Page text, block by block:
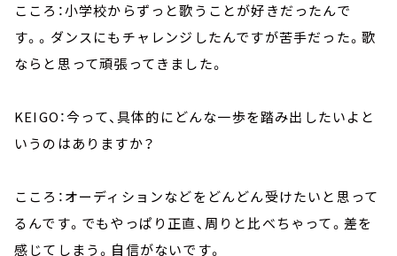
こころ：小学校からずっと歌うことが好きだったんで
す。。ダンスにもチャレンジしたんですが苦手だった。歌
ならと思って頑張ってきました。
KEIGO：今って、具体的にどんな一歩を踏み出したいよと
いうのはありますか？
こころ：オーディションなどをどんどん受けたいと思って
るんです。でもやっぱり正直、周りと比べちゃって。差を
感じてしまう。自信がないです。